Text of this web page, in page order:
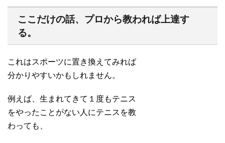
ここだけの話、プロから教われば上達す
る。
これはスポーツに置き換えてみれば
分かりやすいかもしれません。
例えば、生まれてきて１度もテニス
をやったことがない人にテニスを教
わっても、